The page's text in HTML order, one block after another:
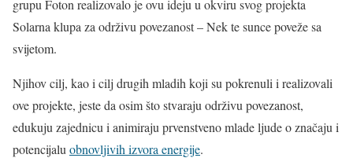
grupu Foton realizovalo je ovu ideju u okviru svog projekta
Solarna klupa za održivu povezanost – Nek te sunce poveže sa
svijetom.
Njihov cilj, kao i cilj drugih mladih koji su pokrenuli i realizovali
ove projekte, jeste da osim što stvaraju održivu povezanost,
edukuju zajednicu i animiraju prvenstveno mlade ljude o značaju i
potencijalu obnovljivih izvora energije.